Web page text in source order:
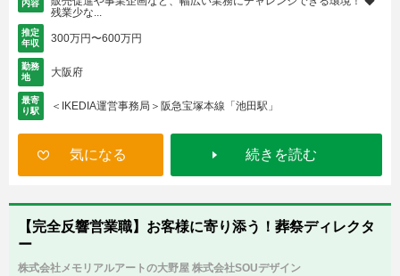
内容
残業少な...
推定
年収
300万円〜600万円
勤務
地
大阪府
最寄
り駅
＜IKEDIA運営事務局＞阪急宝塚本線「池田駅」
気になる 続きを読む
【完全反響営業職】お客様に寄り添う！葬祭ディレクタ
ー
株式会社メモリアルアートの大野屋 株式会社SOUデザイン